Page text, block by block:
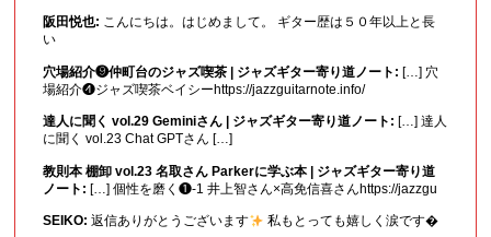
阪田悦也: こんにちは。はじめまして。 ギター歴は５０年以上と長
い
穴場紹介❾仲町台のジャズ喫茶 | ジャズギター寄り道ノート: […] 穴
場紹介❹ジャズ喫茶ベイシーhttps://jazzguitarnote.info/
達人に聞く vol.29 Geminiさん | ジャズギター寄り道ノート: […] 達人
に聞く vol.23 Chat GPTさん […]
教則本 棚卸 vol.23 名取さん Parkerに学ぶ本 | ジャズギター寄り道
ノート: […] 個性を磨く❶-1 井上智さん×高免信喜さんhttps://jazzgu
SEIKO: 返信ありがとうございます 私もとっても嬉しく涙です�